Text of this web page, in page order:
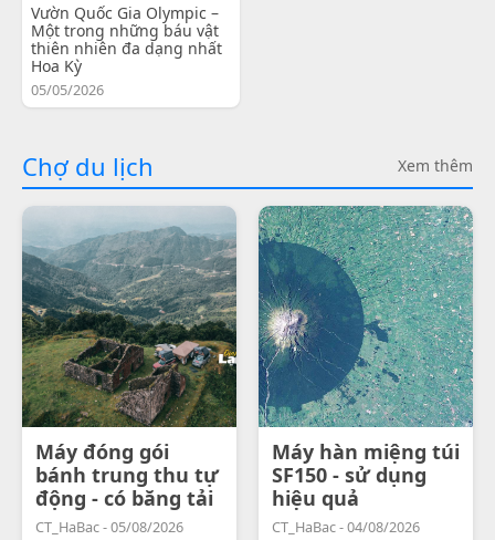
Vườn Quốc Gia Olympic –
Một trong những báu vật
thiên nhiên đa dạng nhất
Hoa Kỳ
05/05/2026
Chợ du lịch Xem thêm
Máy đóng gói
bánh trung thu tự
động - có băng tải
CT_HaBac - 05/08/2026
Máy hàn miệng túi
SF150 - sử dụng
hiệu quả
CT_HaBac - 04/08/2026